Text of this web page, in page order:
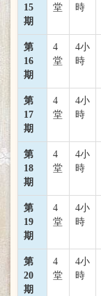
15
期
堂
時
第
16
期
4
堂
4小
時
第
17
期
4
堂
4小
時
第
18
期
4
堂
4小
時
第
19
期
4
堂
4小
時
第
20
期
4
堂
4小
時